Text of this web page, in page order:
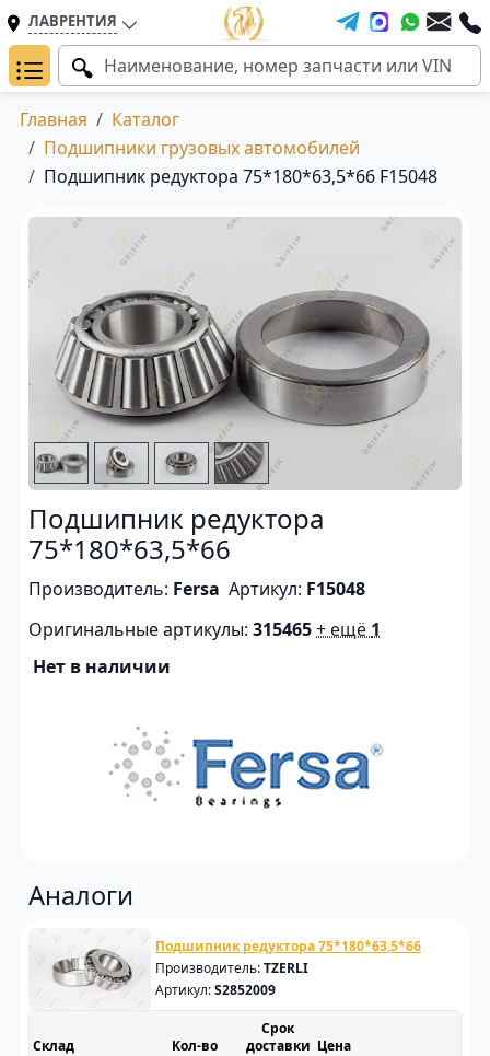
ЛАВРЕНТИЯ
Главная
Каталог
Подшипники грузовых автомобилей
Подшипник редуктора 75*180*63,5*66 F15048
Подшипник редуктора
75*180*63,5*66
Производитель: Fersa Артикул: F15048
Оригинальные артикулы: 315465+ ещё 1
Нет в наличии
Аналоги
Подшипник редуктора 75*180*63,5*66
Производитель:TZERLI
Артикул:S2852009
Склад
Срок
доставки Цена